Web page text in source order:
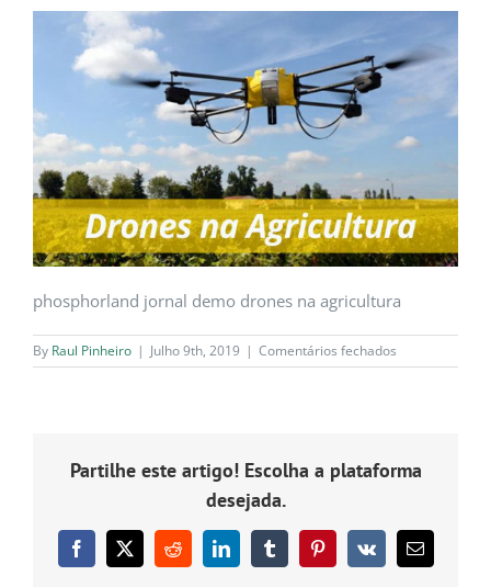
phosphorland jornal demo drones na agricultura
By Raul Pinheiro | Julho 9th, 2019 | Comentários fechados
phosphorland-
agricultura
Partilhe este artigo! Escolha a plataforma
desejada.
Facebook
X RedditLinkedInTumblrPinterest
Vk
Email
(necessário